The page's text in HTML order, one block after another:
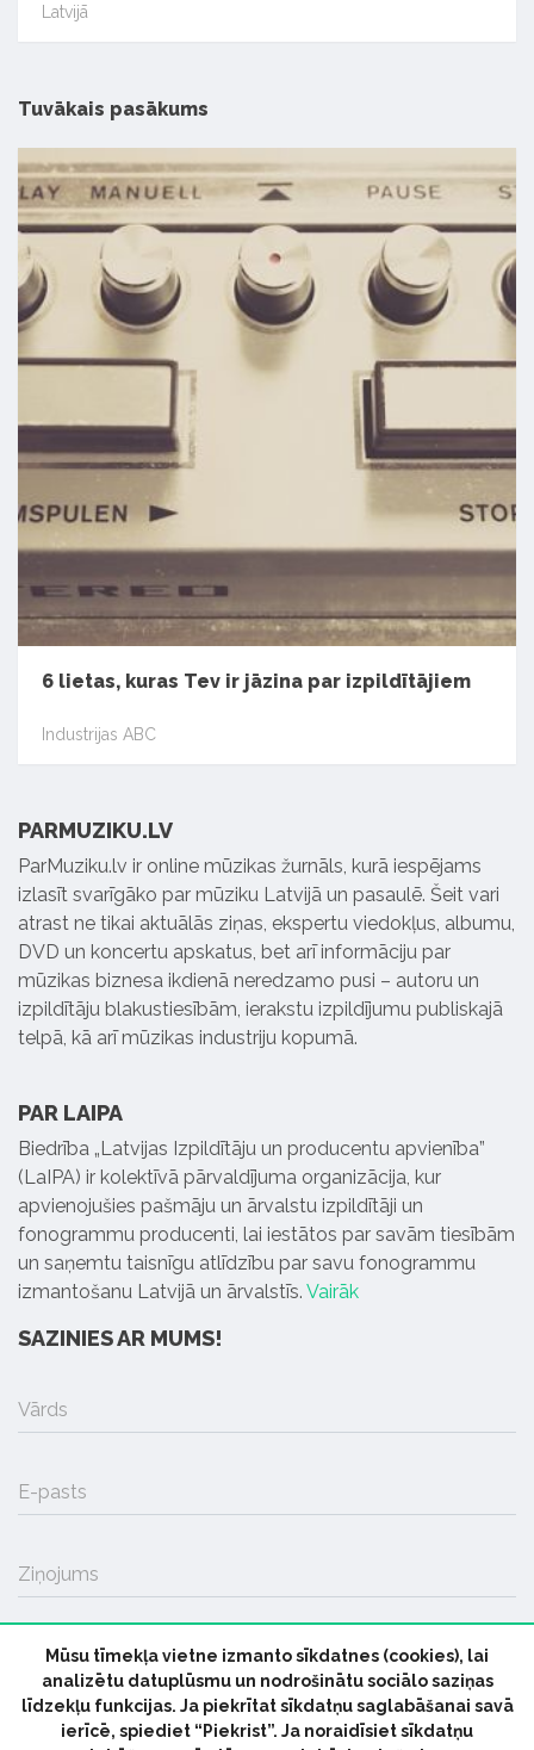
Latvijā
Tuvākais pasākums
6 lietas, kuras Tev ir jāzina par izpildītājiem
Industrijas ABC
PARMUZIKU.LV
ParMuziku.lv ir online mūzikas žurnāls, kurā iespējams
izlasīt svarīgāko par mūziku Latvijā un pasaulē. Šeit vari
atrast ne tikai aktuālās ziņas, ekspertu viedokļus, albumu,
DVD un koncertu apskatus, bet arī informāciju par
mūzikas biznesa ikdienā neredzamo pusi – autoru un
izpildītāju blakustiesībām, ierakstu izpildījumu publiskajā
telpā, kā arī mūzikas industriju kopumā.
PAR LAIPA
Biedrība „Latvijas Izpildītāju un producentu apvienība”
(LaIPA) ir kolektīvā pārvaldījuma organizācija, kur
apvienojušies pašmāju un ārvalstu izpildītāji un
fonogrammu producenti, lai iestātos par savām tiesībām
un saņemtu taisnīgu atlīdzību par savu fonogrammu
izmantošanu Latvijā un ārvalstīs. Vairāk
SAZINIES AR MUMS!
Vārds
E-pasts
Ziņojums
SŪTĪT
Mūsu tīmekļa vietne izmanto sīkdatnes (cookies), lai
analizētu datuplūsmu un nodrošinātu sociālo saziņas
līdzekļu funkcijas. Ja piekrītat sīkdatņu saglabāšanai savā
ierīcē, spiediet “Piekrist”. Ja noraidīsiet sīkdatņu